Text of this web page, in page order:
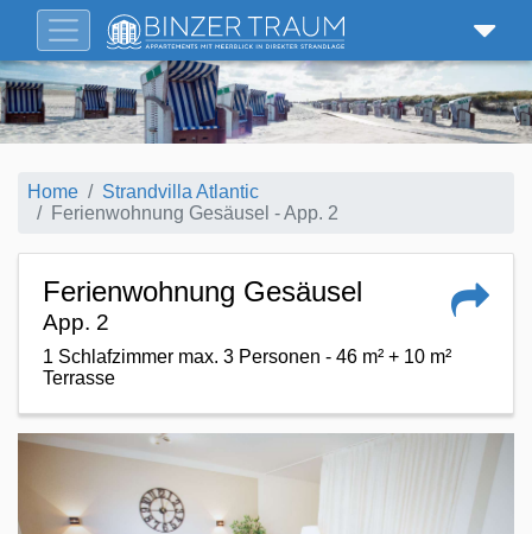
Home
Strandvilla Atlantic
Ferienwohnung Gesäusel - App. 2
Ferienwohnung Gesäusel
App. 2
1 Schlafzimmer max. 3 Personen - 46 m² + 10 m²
Terrasse